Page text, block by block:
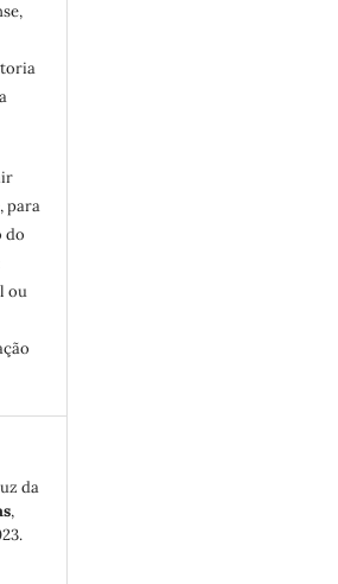
para
do
ou
da
,